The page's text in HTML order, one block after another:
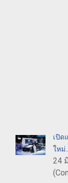
เปิด
ใหม่
24